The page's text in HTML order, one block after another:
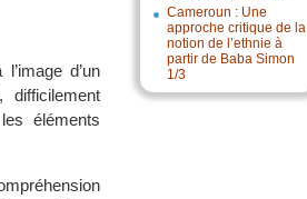
Cameroun : Une
approche critique de la
notion de l’ethnie à
partir de Baba Simon
1/3
d’un
difficilement
éléments